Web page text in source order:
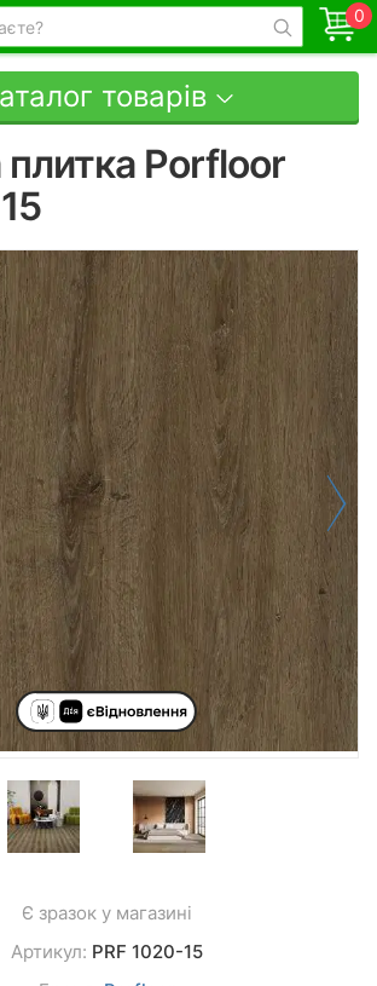
0
товарів
плитка Porfloor
Є зразок у магазині
Артикул: PRF 1020-15